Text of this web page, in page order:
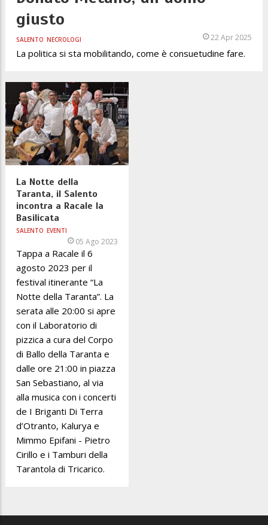
giusto
SALENTO NECROLOGI 22 Apr 2025
La politica si sta mobilitando, come è consuetudine fare.
La Notte della
Taranta, il Salento
incontra a Racale la
Basilicata
SALENTO EVENTI
05 Ago 2023
Tappa a Racale il 6
agosto 2023 per il
festival itinerante “La
Notte della Taranta”. La
serata alle 20:00 si apre
con il Laboratorio di
pizzica a cura del Corpo
di Ballo della Taranta e
dalle ore 21:00 in piazza
San Sebastiano, al via
alla musica con i concerti
de I Briganti Di Terra
d’Otranto, Kalurya e
Mimmo Epifani - Pietro
Cirillo e i Tamburi della
Tarantola di Tricarico.